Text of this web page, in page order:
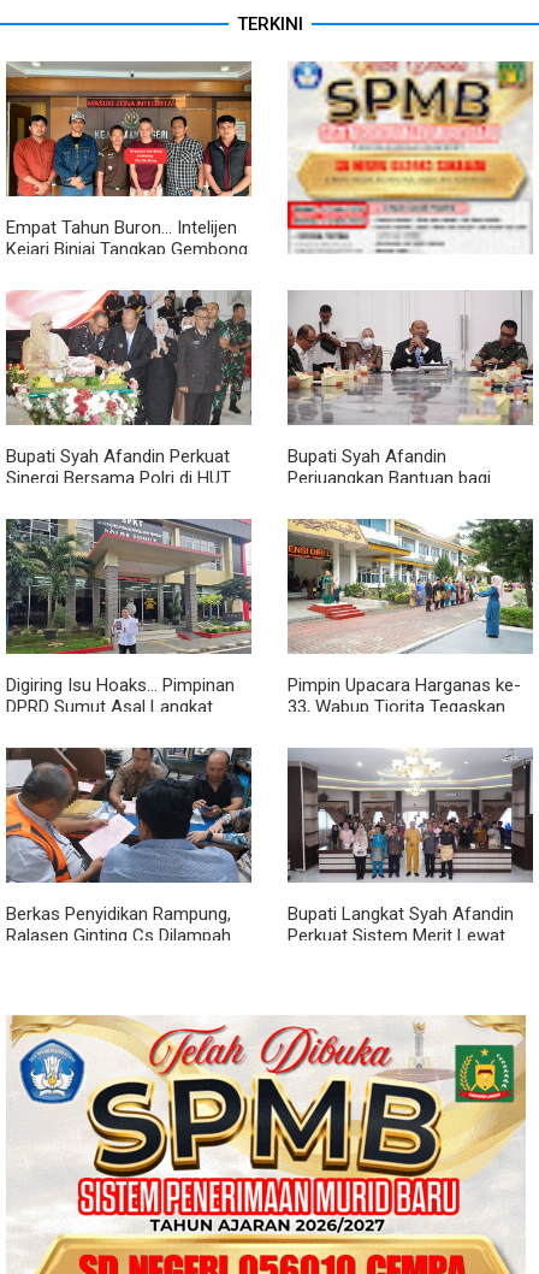
TERKINI
Empat Tahun Buron... Intelijen
Kejari Binjai Tangkap Gembong
Publikasi SPMB/PPDB SD
NEGERI 053983 SUKAJADI
Bupati Syah Afandin Perkuat
Sinergi Bersama Polri di HUT
Bupati Syah Afandin
Perjuangkan Bantuan bagi
Digiring Isu Hoaks... Pimpinan
DPRD Sumut Asal Langkat
Pimpin Upacara Harganas ke-
33, Wabup Tiorita Tegaskan
Keluarga
Berkas Penyidikan Rampung,
Ralasen Ginting Cs Dilampah
Bupati Langkat Syah Afandin
Perkuat Sistem Merit Lewat